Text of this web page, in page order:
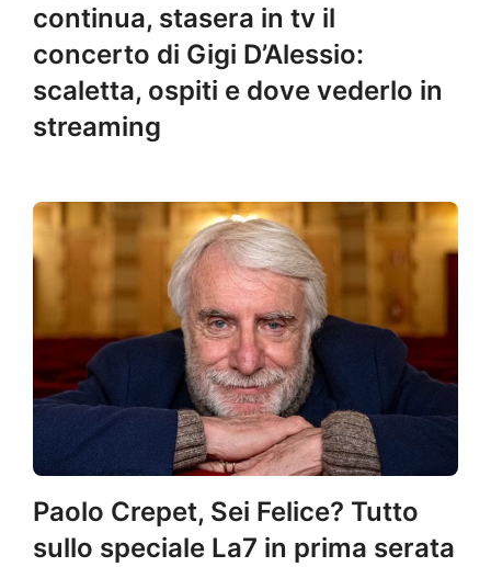
continua, stasera in tv il
concerto di Gigi D’Alessio:
scaletta, ospiti e dove vederlo in
streaming
Paolo Crepet, Sei Felice? Tutto
sullo speciale La7 in prima serata